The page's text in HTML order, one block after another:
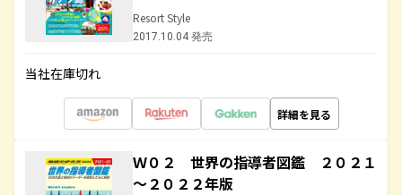
Resort Style
2017.10.04 発売
当社在庫切れ
詳細を見る
Ｗ０２ 世界の指導者図鑑 ２０２１
～２０２２年版